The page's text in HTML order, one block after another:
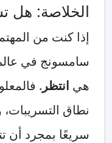
الخلاصة: هل
إذا كنت من
سامسونج في
هي انتظر .
نطاق التسريبات،
سريعًا بمجرد أن